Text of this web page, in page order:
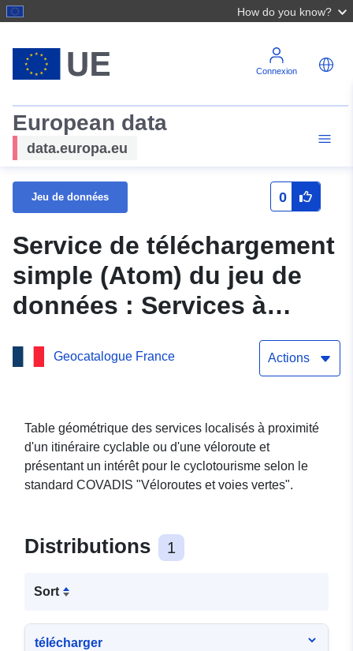
How do you know?
Connexion
European data
data.europa.eu
Jeu de données 0
Service de téléchargement
simple (Atom) du jeu de
données : Services à
proximité des itinéraires
cyclables dans le
Geocatalogue France Actions
Table géométrique des services localisés à proximité
d'un itinéraire cyclable ou d'une véloroute et
présentant un intérêt pour le cyclotourisme selon le
standard COVADIS "Véloroutes et voies vertes".
Distributions 1
Sort
télécharger